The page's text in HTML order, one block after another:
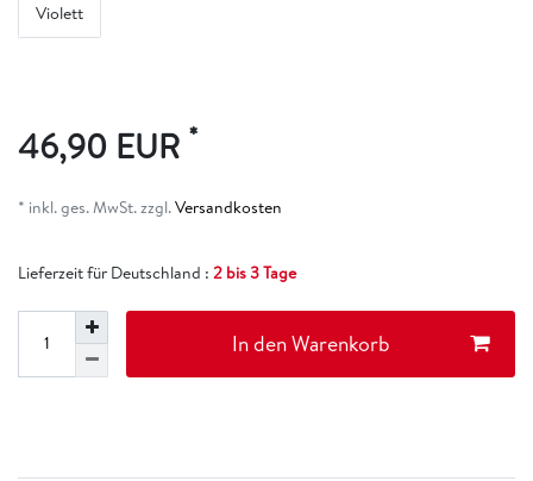
Violett
46,90 EUR *
* inkl. ges. MwSt. zzgl.Versandkosten
Lieferzeit für Deutschland : 2 bis 3 Tage
In den Warenkorb